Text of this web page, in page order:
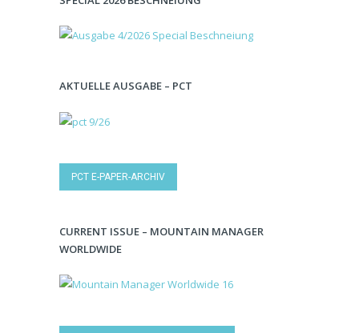
AKTUELLE AUSGABE – PCT
PCT E-PAPER-ARCHIV
CURRENT ISSUE – MOUNTAIN MANAGER
WORLDWIDE